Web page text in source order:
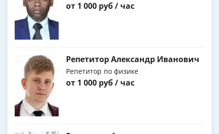
от 1 000 руб / час
Репетитор Александр Иванович
Репетитор по физике
от 1 000 руб / час